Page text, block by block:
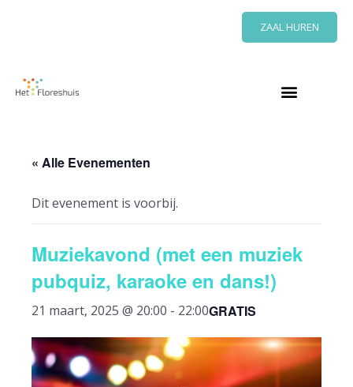
ZAAL HUREN
« Alle Evenementen
Dit evenement is voorbij.
Muziekavond (met een muziek
pubquiz, karaoke en dans!)
21 maart, 2025 @ 20:00 - 22:00GRATIS